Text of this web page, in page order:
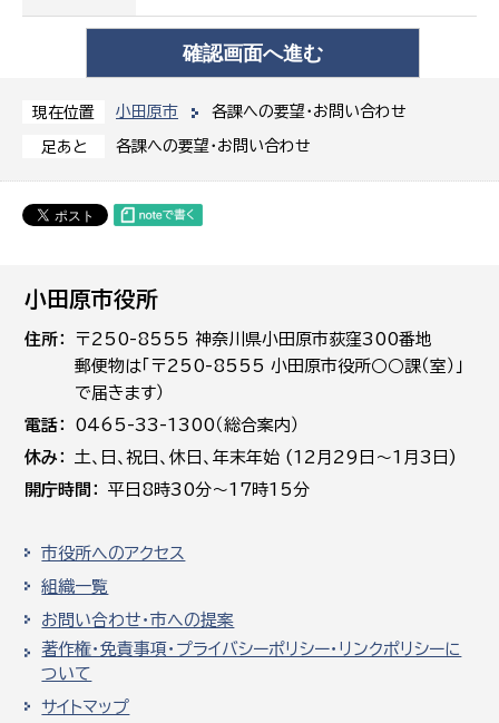
現在位置 小田原市 各課への要望・お問い合わせ
足あと 各課への要望・お問い合わせ
小田原市役所
住所
〒250-8555 神奈川県小田原市荻窪300番地
郵便物は「〒250-8555 小田原市役所○○課（室）」
で届きます）
電話
0465-33-1300（総合案内）
休み
土､日､祝日、休日、年末年始 (12月29日～1月3日)
開庁時間
平日8時30分～17時15分
市役所へのアクセス
組織一覧
お問い合わせ・市への提案
著作権・免責事項・プライバシーポリシー・リンクポリシーに
ついて
サイトマップ